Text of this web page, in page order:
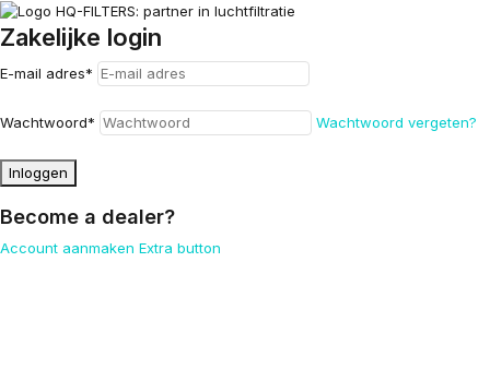
Zakelijke login
E-mail adres*
Wachtwoord* Wachtwoord vergeten?
Inloggen
Become a dealer?
Account aanmaken Extra button